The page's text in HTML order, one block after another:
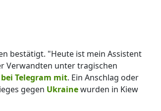
bestätigt. "Heute ist mein Assistent
Verwandten unter tragischen
Telegram mit. Ein Anschlag oder
gegen Ukrainewurden in Kiew